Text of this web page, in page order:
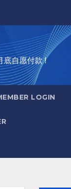
底自愿付款 !
LOGIN